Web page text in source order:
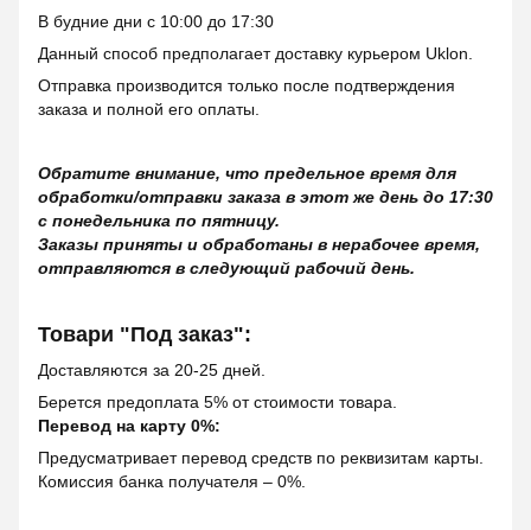
В будние дни с 10:00 до 17:30
Данный способ предполагает доставку курьером Uklon.
Отправка производится только после подтверждения
заказа и полной его оплаты.
Обратите внимание, что предельное время для
обработки/отправки заказа в этот же день до 17:30
с понедельника по пятницу.
Заказы приняты и обработаны в нерабочее время,
отправляются в следующий рабочий день.
Товари "Под заказ":
Доставляются за 20-25 дней.
Берется предоплата 5% от стоимости товара.
Перевод на карту 0%:
Предусматривает перевод средств по реквизитам карты.
Комиссия банка получателя – 0%.